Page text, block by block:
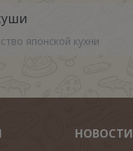
японской кухни
НОВОСТИ